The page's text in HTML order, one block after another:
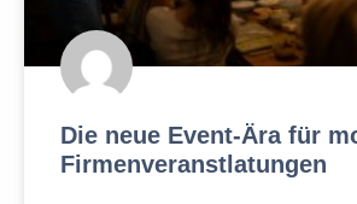
Die neue Event-Ära für
Firmenveranstlatungen